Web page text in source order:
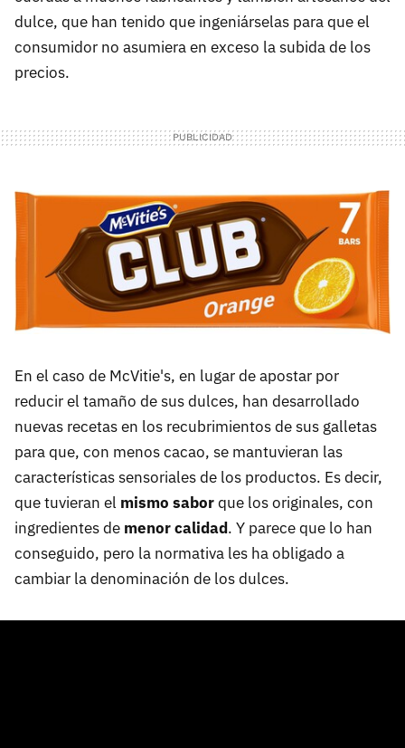
dulce, que han tenido que ingeniárselas para que el
consumidor no asumiera en exceso la subida de los
precios.
En el caso de McVitie's, en lugar de apostar por
reducir el tamaño de sus dulces, han desarrollado
nuevas recetas en los recubrimientos de sus galletas
para que, con menos cacao, se mantuvieran las
características sensoriales de los productos. Es decir,
que tuvieran el mismo saborque los originales, con
ingredientes de menor calidad. Y parece que lo han
conseguido, pero la normativa les ha obligado a
cambiar la denominación de los dulces.